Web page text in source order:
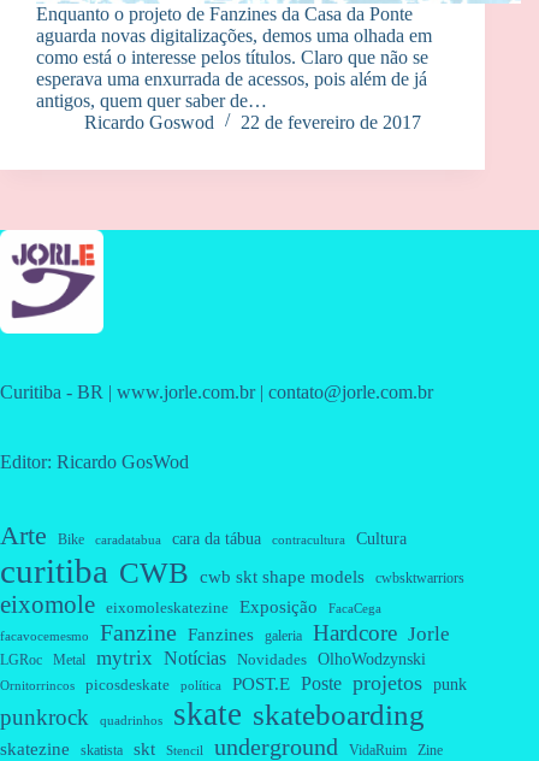
Enquanto o projeto de Fanzines da Casa da Ponte
aguarda novas digitalizações, demos uma olhada em
como está o interesse pelos títulos. Claro que não se
esperava uma enxurrada de acessos, pois além de já
antigos, quem quer saber de…
Ricardo Goswod
22 de fevereiro de 2017
Curitiba - BR | www.jorle.com.br | contato@jorle.com.br
Editor: Ricardo GosWod
Arte Bike caradatabua cara da tábua contracultura Cultura
curitiba CWB cwb skt shape models cwbsktwarriors
eixomole eixomoleskatezine Exposição FacaCega
facavocemesmo Fanzine Fanzines galeria Hardcore Jorle
LGRoc Metal mytrix Notícias Novidades OlhoWodzynski
Ornitorrincos picosdeskate política POST.E Poste projetos punk
punkrock quadrinhos skate skateboarding
skatezine skatista skt Stencil underground VidaRuim Zine